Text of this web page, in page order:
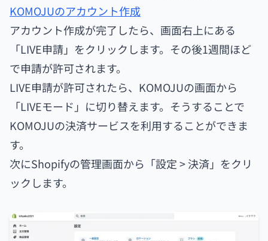
KOMOJUのアカウント作成
アカウント作成が完了したら、画面右上にある
「LIVE申請」をクリックします。その後1週間ほど
で申請が許可されます。
LIVE申請が許可されたら、KOMOJUの画面から
「LIVEモード」に切り替えます。そうすることで
KOMOJUの決済サービスを利用することができま
す。
次にShopifyの管理画面から「設定 > 決済」をクリ
ックします。